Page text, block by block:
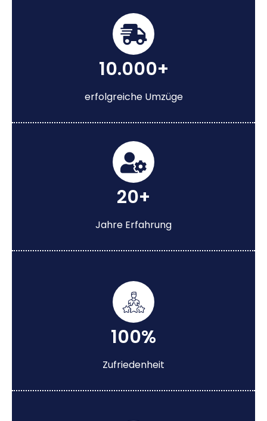
10.000+
erfolgreiche Umzüge
20+
Jahre Erfahrung
100%
Zufriedenheit